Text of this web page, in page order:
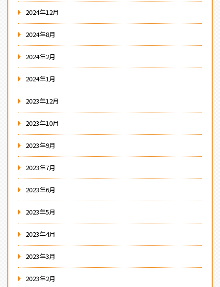
2024年12月
2024年8月
2024年2月
2024年1月
2023年12月
2023年10月
2023年9月
2023年7月
2023年6月
2023年5月
2023年4月
2023年3月
2023年2月